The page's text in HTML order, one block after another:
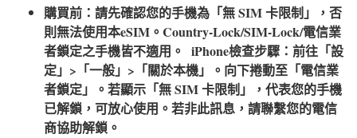
購買前：請先確認您的手機為「無 SIM 卡限制」，否
則無法使用本eSIM。Country-Lock/SIM-Lock/電信業
者鎖定之手機皆不適用。 iPhone檢查步驟：前往「設
定」>「一般」>「關於本機」。向下捲動至「電信業
者鎖定」。若顯示「無 SIM 卡限制」，代表您的手機
已解鎖，可放心使用。若非此訊息，請聯繫您的電信
商協助解鎖。